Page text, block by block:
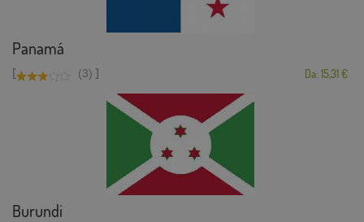
Panamá
[ (3) ] Da: 15,31 €
Burundi